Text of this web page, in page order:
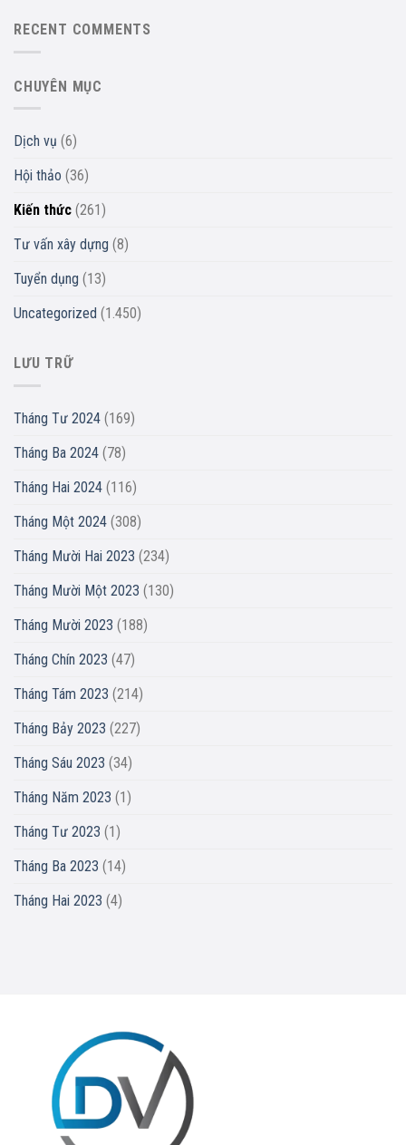
RECENT COMMENTS
CHUYÊN MỤC
Dịch vụ (6)
Hội thảo (36)
Kiến thức (261)
Tư vấn xây dựng (8)
Tuyển dụng (13)
Uncategorized (1.450)
LƯU TRỮ
Tháng Tư 2024 (169)
Tháng Ba 2024 (78)
Tháng Hai 2024 (116)
Tháng Một 2024 (308)
Tháng Mười Hai 2023 (234)
Tháng Mười Một 2023 (130)
Tháng Mười 2023 (188)
Tháng Chín 2023 (47)
Tháng Tám 2023 (214)
Tháng Bảy 2023 (227)
Tháng Sáu 2023 (34)
Tháng Năm 2023 (1)
Tháng Tư 2023 (1)
Tháng Ba 2023 (14)
Tháng Hai 2023 (4)